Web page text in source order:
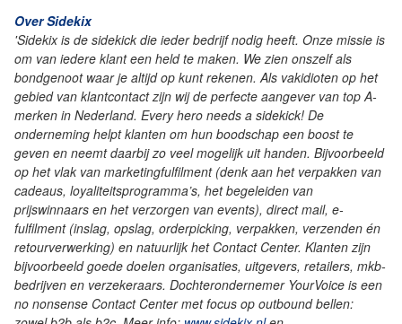
Over Sidekix
'Sidekix is de sidekick die ieder bedrijf nodig heeft. Onze missie is
om van iedere klant een held te maken. We zien onszelf als
bondgenoot waar je altijd op kunt rekenen. Als vakidioten op het
gebied van klantcontact zijn wij de perfecte aangever van top A-
merken in Nederland. Every hero needs a sidekick! De
onderneming helpt klanten om hun boodschap een boost te
geven en neemt daarbij zo veel mogelijk uit handen. Bijvoorbeeld
op het vlak van marketingfulfilment (denk aan het verpakken van
cadeaus, loyaliteitsprogramma’s, het begeleiden van
prijswinnaars en het verzorgen van events), direct mail, e-
fulfilment (inslag, opslag, orderpicking, verpakken, verzenden én
retourverwerking) en natuurlijk het Contact Center. Klanten zijn
bijvoorbeeld goede doelen organisaties, uitgevers, retailers, mkb-
bedrijven en verzekeraars. Dochterondernemer YourVoice is een
no nonsense Contact Center met focus op outbound bellen: